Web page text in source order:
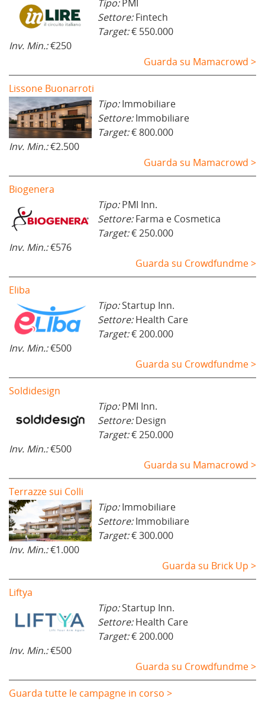
Tipo:PMI
Settore:Fintech
Target:€ 550.000
Inv. Min.:€250
Guarda su Mamacrowd >
Lissone Buonarroti
Tipo:Immobiliare
Settore:Immobiliare
Target:€ 800.000
Inv. Min.:€2.500
Guarda su Mamacrowd >
Biogenera
Tipo:PMI Inn.
Settore:Farma e Cosmetica
Target:€ 250.000
Inv. Min.:€576
Guarda su Crowdfundme >
Eliba
Tipo:Startup Inn.
Settore:Health Care
Target:€ 200.000
Inv. Min.:€500
Guarda su Crowdfundme >
Soldidesign
Tipo:PMI Inn.
Settore:Design
Target:€ 250.000
Inv. Min.:€500
Guarda su Mamacrowd >
Terrazze sui Colli
Tipo:Immobiliare
Settore:Immobiliare
Target:€ 300.000
Inv. Min.:€1.000
Guarda su Brick Up >
Liftya
Tipo:Startup Inn.
Settore:Health Care
Target:€ 200.000
Inv. Min.:€500
Guarda su Crowdfundme >
Guarda tutte le campagne in corso >